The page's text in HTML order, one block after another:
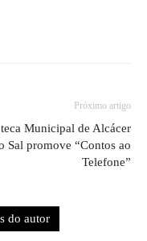
Próximo artigo
Municipal de Alcácer
Sal promove “Contos ao
Telefone”
do autor